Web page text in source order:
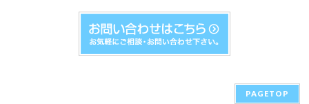
PAGETOP